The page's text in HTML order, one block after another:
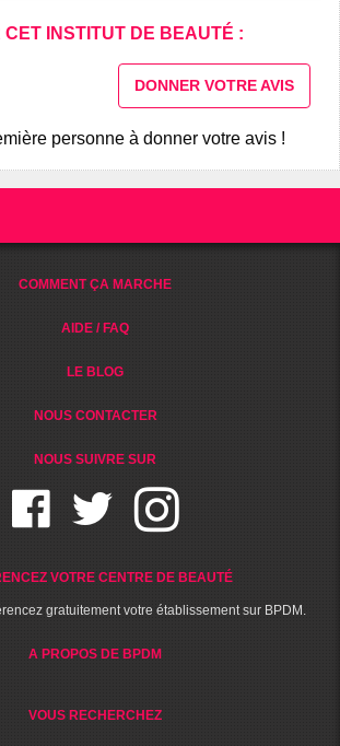
CET INSTITUT DE BEAUTÉ :
DONNER VOTRE AVIS
personne à donner votre avis !
COMMENT ÇA MARCHE
AIDE / FAQ
LE BLOG
NOUS CONTACTER
NOUS SUIVRE SUR
VOTRE CENTRE DE BEAUTÉ
gratuitement votre établissement sur BPDM.
A PROPOS DE BPDM
VOUS RECHERCHEZ